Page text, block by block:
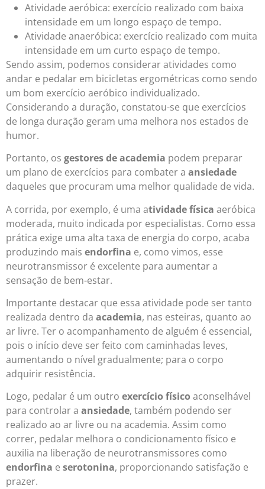
Atividade aeróbica: exercício realizado com baixa
intensidade em um longo espaço de tempo.
Atividade anaeróbica: exercício realizado com muita
intensidade em um curto espaço de tempo.
Sendo assim, podemos considerar atividades como
andar e pedalar em bicicletas ergométricas como sendo
um bom exercício aeróbico individualizado.
Considerando a duração, constatou-se que exercícios
de longa duração geram uma melhora nos estados de
humor.
Portanto, os gestores de academia podem preparar
um plano de exercícios para combater a ansiedade
daqueles que procuram uma melhor qualidade de vida.
A corrida, por exemplo, é uma atividade física aeróbica
moderada, muito indicada por especialistas. Como essa
prática exige uma alta taxa de energia do corpo, acaba
produzindo mais endorfina e, como vimos, esse
neurotransmissor é excelente para aumentar a
sensação de bem-estar.
Importante destacar que essa atividade pode ser tanto
realizada dentro da academia, nas esteiras, quanto ao
ar livre. Ter o acompanhamento de alguém é essencial,
pois o início deve ser feito com caminhadas leves,
aumentando o nível gradualmente; para o corpo
adquirir resistência.
Logo, pedalar é um outro exercício físico aconselhável
para controlar a ansiedade, também podendo ser
realizado ao ar livre ou na academia. Assim como
correr, pedalar melhora o condicionamento físico e
auxilia na liberação de neurotransmissores como
endorfina e serotonina, proporcionando satisfação e
prazer.